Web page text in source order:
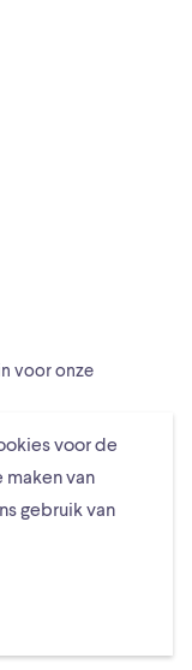
voor de
van
gebruik van
voor onze
opgeslagen